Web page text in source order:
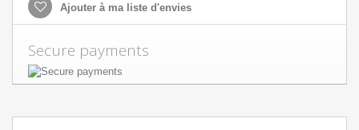
Ajouter à ma liste d'envies
Secure payments